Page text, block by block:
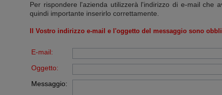
Per rispondere l'azienda utilizzerà l'indirizzo di e-mail che
quindi importante inserirlo correttamente.
Il Vostro indirizzo e-mail e l'oggetto del messaggio sono
E-mail:
Oggetto:
Messaggio: